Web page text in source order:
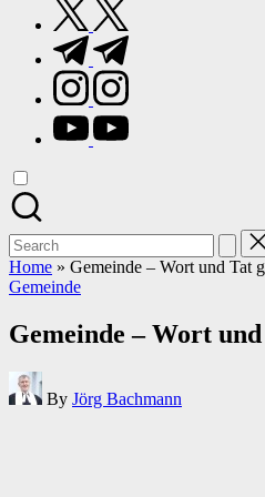
twitter.com
t.me
instagram.com
youtube.com
Search
for:
Home » Gemeinde – Wort und Tat
Posted
Gemeinde
Gemeinde – Wort
Posted
by
By Jörg Bachmann